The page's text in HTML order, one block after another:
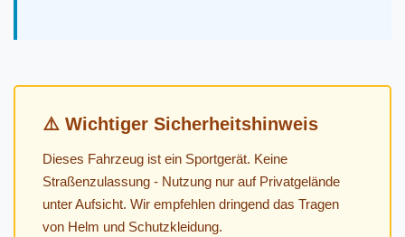
⚠️ Wichtiger Sicherheitshinweis
Dieses Fahrzeug ist ein Sportgerät. Keine
Straßenzulassung - Nutzung nur auf Privatgelände
unter Aufsicht. Wir empfehlen dringend das Tragen
von Helm und Schutzkleidung.